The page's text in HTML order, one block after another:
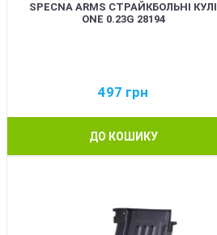
SPECNA ARMS СТРАЙКБОЛЬНІ КУЛІ
ONE 0.23G 28194
497 грн
ДО КОШИКУ